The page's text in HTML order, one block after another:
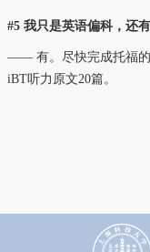
#5 我只是英语偏科，还
—— 有。尽快完成托福的
iBT听力原文20篇。